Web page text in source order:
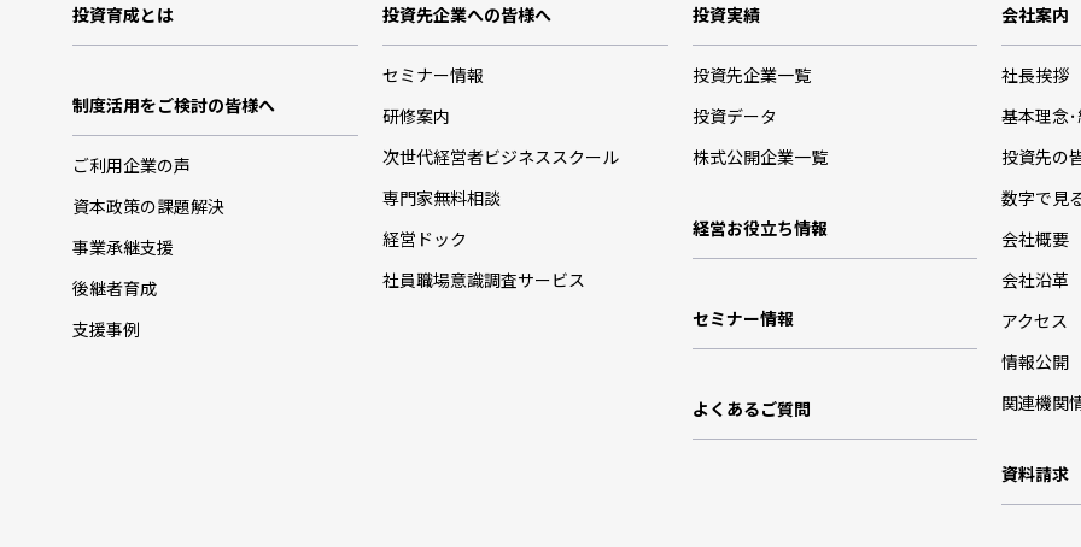
投資育成とは
制度活用をご検討の皆様へ
ご利用企業の声
資本政策の課題解決
事業承継支援
後継者育成
支援事例
投資先企業への皆様へ
セミナー情報
研修案内
次世代経営者ビジネススクール
専門家無料相談
経営ドック
社員職場意識調査サービス
投資実績
投資先企業一覧
投資データ
株式公開企業一覧
経営お役立ち情報
セミナー情報
よくあるご質問
会社案内
社長挨拶
基本理念
投資先の
数字で見
会社概要
会社沿革
アクセス
情報公開
関連機関
資料請求